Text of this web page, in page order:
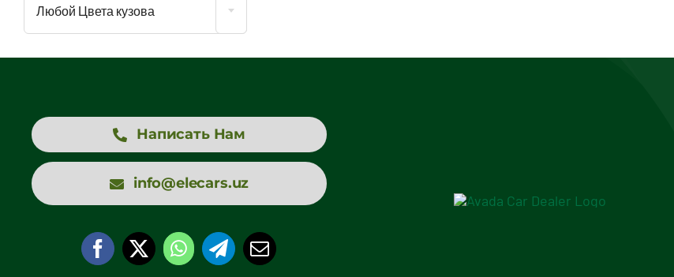
Любой Цвета кузова
Написать Нам
info@elecars.uz